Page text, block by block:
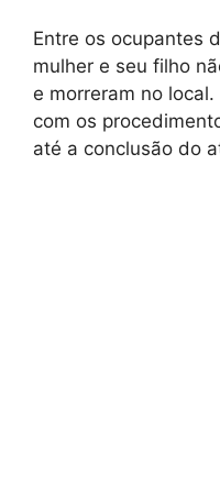
Entre os ocupantes
mulher e seu filho
e morreram no
com os
até a conclusão do